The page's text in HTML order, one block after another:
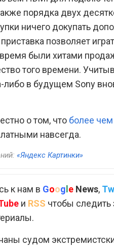
порядка двух
ничего докупать
позволяет
были хитами
того времени.
либо в будущем Sony
о том, что более чем
навсегда.
«Яндекс Картинки»
к нам в Google News,
и RSS чтобы следить
судом